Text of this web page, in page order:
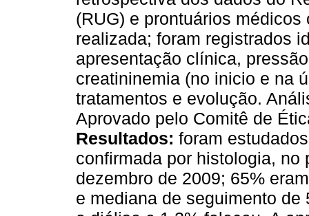
(RUG) e prontuários
realizada; foram registrados
apresentação clínica,
creatininemia (no inicio e na
tratamentos e evolução.
Aprovado pelo Comitê de
Resultados: foram
confirmada por histologia, no
dezembro de 2009; 65%
e mediana de seguimento